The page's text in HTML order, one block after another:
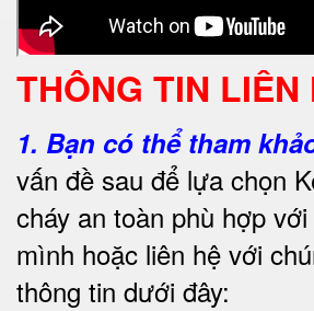
THÔNG TIN LIÊN
1. Bạn có thể tham
vấn đề sau để lựa chọn
cháy an toàn phù hợp
mình hoặc liên hệ với
thông tin dưới đây: